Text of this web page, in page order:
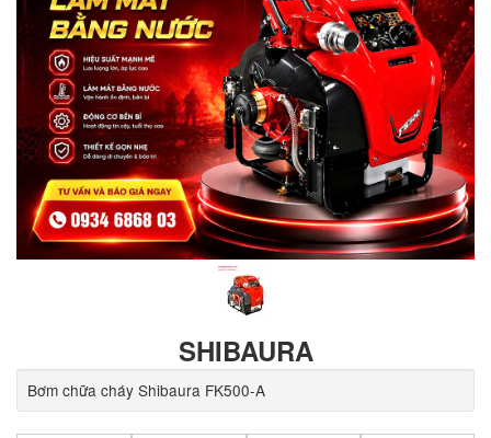
SHIBAURA
Bơm chữa cháy Shibaura FK500-A